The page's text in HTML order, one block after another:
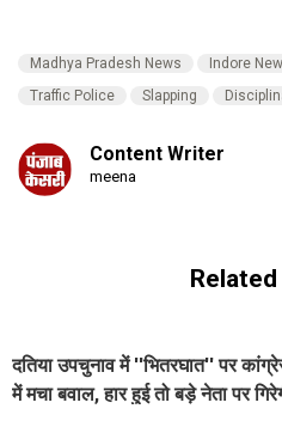
Madhya Pradesh News Indore
Traffic Police
Slapping
Content Writer
meena
दतिया उपचुनाव में ''भितरघात'' पर
में मचा बवाल, हार हुई तो बड़े नेता पर